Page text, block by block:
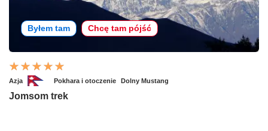
Byłem tam Chcę tam pójść
Azja Pokhara i otoczenie Dolny Mustang
Jomsom trek